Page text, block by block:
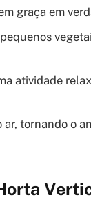
graça em
atividade
tornando o